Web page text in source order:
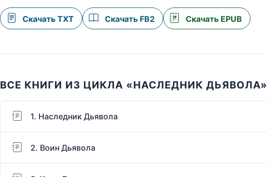
Скачать TXT Скачать FB2 Скачать EPUB
ВСЕ КНИГИ ИЗ ЦИКЛА «НАСЛЕДНИК ДЬЯВОЛА»
1. Наследник Дьявола
2. Воин Дьявола